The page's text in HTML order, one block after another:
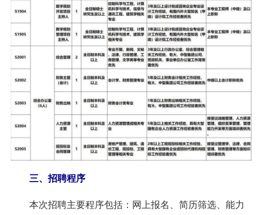
三、招聘程序
本次招聘主要程序包括：网上报名、简历筛选、能力